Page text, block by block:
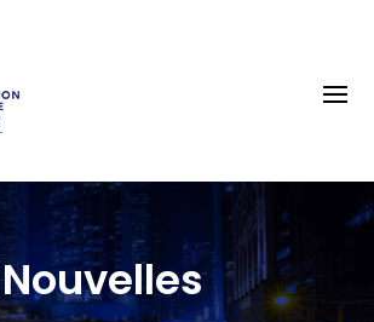
Nouvelles